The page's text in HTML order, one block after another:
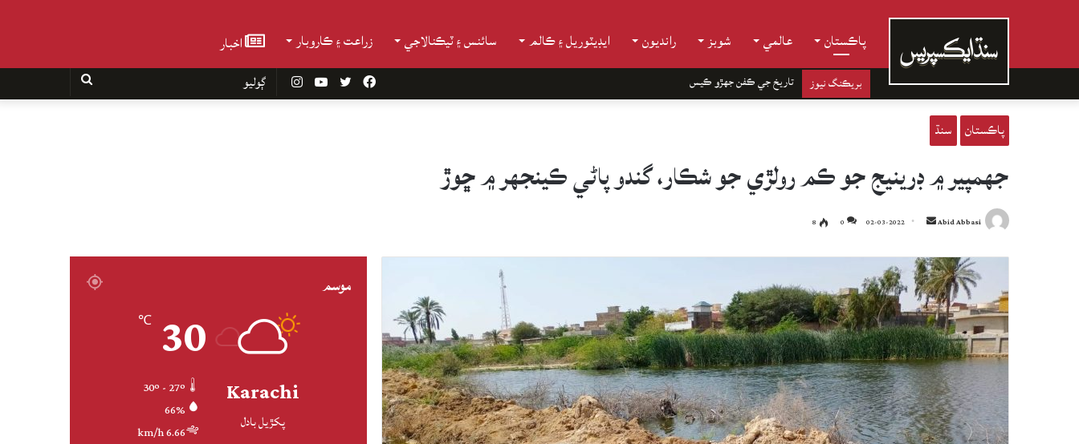
پاڪستان عالمي شوبز رانديون ايڊيٽوريل ۽ ڪالم سائنس ۽ ٽيڪنالاجي زراعت ۽ ڪاروبار اخبار
بريڪنگ نيوز تاريخ جي ڪفن جھڙو ڪيس InstagramYouTube Twitter
Facebook
پاڪستان سنڌ
جهمپير ۾ ڊرينيج جو ڪم رولڙي جو شڪار، گندو پاڻي ڪينجهر ۾ ڇوڙ
Abid Abbasi
Send
email
02-03-2022
0
8
موسم
Karachi
پکڙيل بادل
30
℃
66%
6.66 km/h